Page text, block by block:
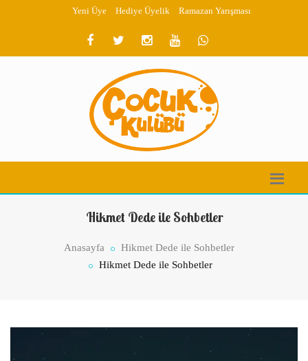
Yeni Üye Hediye Üyelik Ramazan Yarışması
Hikmet Dede ile Sohbetler
Anasayfa
Hikmet Dede ile Sohbetler
Hikmet Dede ile Sohbetler